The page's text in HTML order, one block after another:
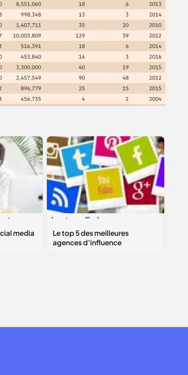
Le top 5 des
meilleures
agences